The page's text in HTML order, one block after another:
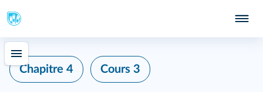
Chapitre 4 Cours 3